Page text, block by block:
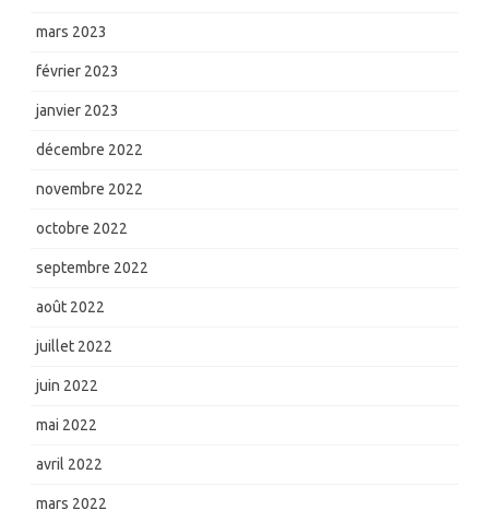
mars 2023
février 2023
janvier 2023
décembre 2022
novembre 2022
octobre 2022
septembre 2022
août 2022
juillet 2022
juin 2022
mai 2022
avril 2022
mars 2022